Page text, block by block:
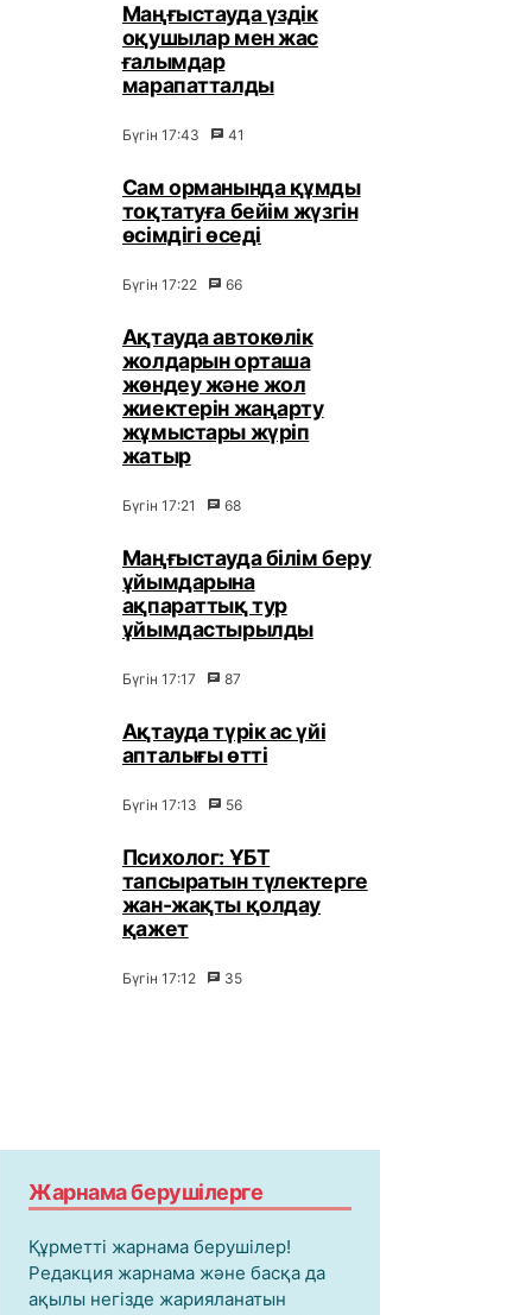
Маңғыстауда үздік
оқушылар мен жас
ғалымдар
марапатталды
Бүгін 17:43 41
Сам орманында құмды
тоқтатуға бейім жүзгін
өсімдігі өседі
Бүгін 17:22 66
Ақтауда автокөлік
жолдарын орташа
жөндеу және жол
жиектерін жаңарту
жұмыстары жүріп
жатыр
Бүгін 17:21 68
Маңғыстауда білім беру
ұйымдарына
ақпараттық тур
ұйымдастырылды
Бүгін 17:17 87
Ақтауда түрік ас үйі
апталығы өтті
Бүгін 17:13 56
Психолог: ҰБТ
тапсыратын түлектерге
жан-жақты қолдау
қажет
Бүгін 17:12 35
Жарнама берушілерге
Құрметті жарнама берушілер!
Редакция жарнама және басқа да
ақылы негізде жарияланатын